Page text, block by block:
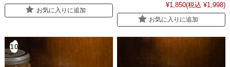
お気に入りに追加
¥1,850(税込 ¥1,998)
お気に入りに追加